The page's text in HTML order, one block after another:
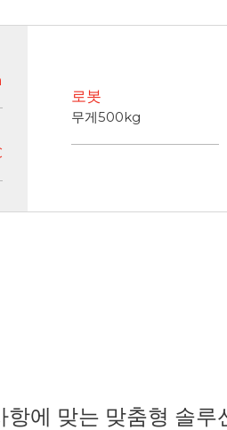
로봇
무게500kg
에 맞는 맞춤형 솔루